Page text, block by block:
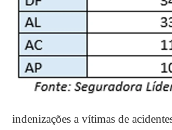
indenizações a vítimas de